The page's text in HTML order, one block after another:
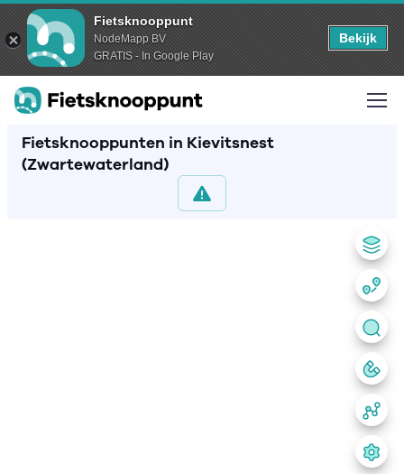
Fietsknooppunt
NodeMapp BV
GRATIS - In Google Play
Bekijk
Fietsknooppunten in Kievitsnest
(Zwartewaterland)